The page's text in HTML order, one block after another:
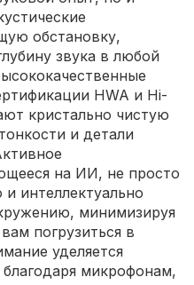
обстановку,
звука в любой
HWA и Hi-
кристально чистую
и детали
на ИИ, не просто
интеллектуально
минимизируя
погрузиться в
уделяется
благодаря микрофонам,